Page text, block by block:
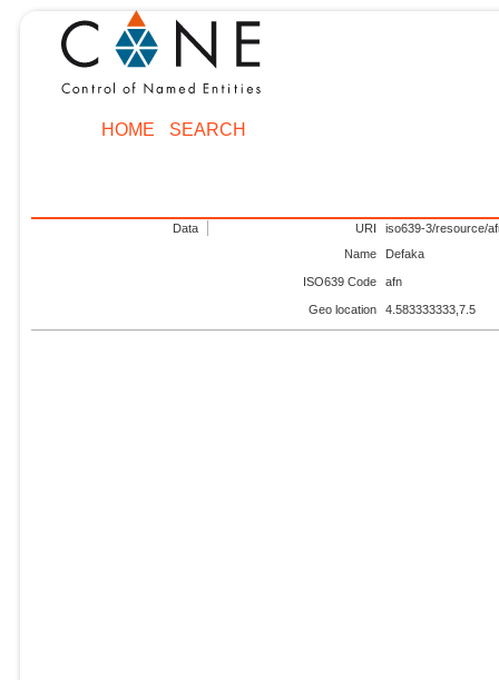
HOME SEARCH
Data URI
iso639-3/resource/
Name
Defaka
ISO639 Code afn
Geo location 4.583333333,7.5